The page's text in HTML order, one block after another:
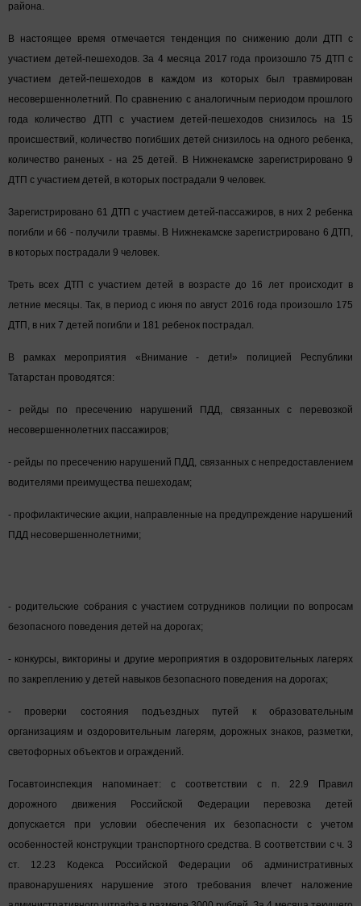
района.
В настоящее время отмечается тенденция по снижению доли ДТП с
участием детей-пешеходов. За 4 месяца 2017 года произошло 75 ДТП с
участием детей-пешеходов в каждом из которых был травмирован
несовершеннолетний. По сравнению с аналогичным периодом прошлого
года количество ДТП с участием детей-пешеходов снизилось на 15
происшествий, количество погибших детей снизилось на одного ребенка,
количество раненых - на 25 детей. В Нижнекамске зарегистрировано 9
ДТП с участием детей, в которых пострадали 9 человек.
Зарегистрировано 61 ДТП с участием детей-пассажиров, в них 2 ребенка
погибли и 66 - получили травмы. В Нижнекамске зарегистрировано 6 ДТП,
в которых пострадали 9 человек.
Треть всех ДТП с участием детей в возрасте до 16 лет происходит в
летние месяцы. Так, в период с июня по август 2016 года произошло 175
ДТП, в них 7 детей погибли и 181 ребенок пострадал.
В рамках мероприятия «Внимание - дети!» полицией Республики
Татарстан проводятся:
- рейды по пресечению нарушений ПДД, связанных с перевозкой
несовершеннолетних пассажиров;
- рейды по пресечению нарушений ПДД, связанных с непредоставлением
водителями преимущества пешеходам;
- профилактические акции, направленные на предупреждение нарушений
ПДД несовершеннолетними;
- родительские собрания с участием сотрудников полиции по вопросам
безопасного поведения детей на дорогах;
- конкурсы, викторины и другие мероприятия в оздоровительных лагерях
по закреплению у детей навыков безопасного поведения на дорогах;
- проверки состояния подъездных путей к образовательным
организациям и оздоровительным лагерям, дорожных знаков, разметки,
светофорных объектов и ограждений.
Госавтоинспекция напоминает: с соответствии с п. 22.9 Правил
дорожного движения Российской Федерации перевозка детей
допускается при условии обеспечения их безопасности с учетом
особенностей конструкции транспортного средства. В соответствии с ч. 3
ст. 12.23 Кодекса Российской Федерации об административных
правонарушениях нарушение этого требования влечет наложение